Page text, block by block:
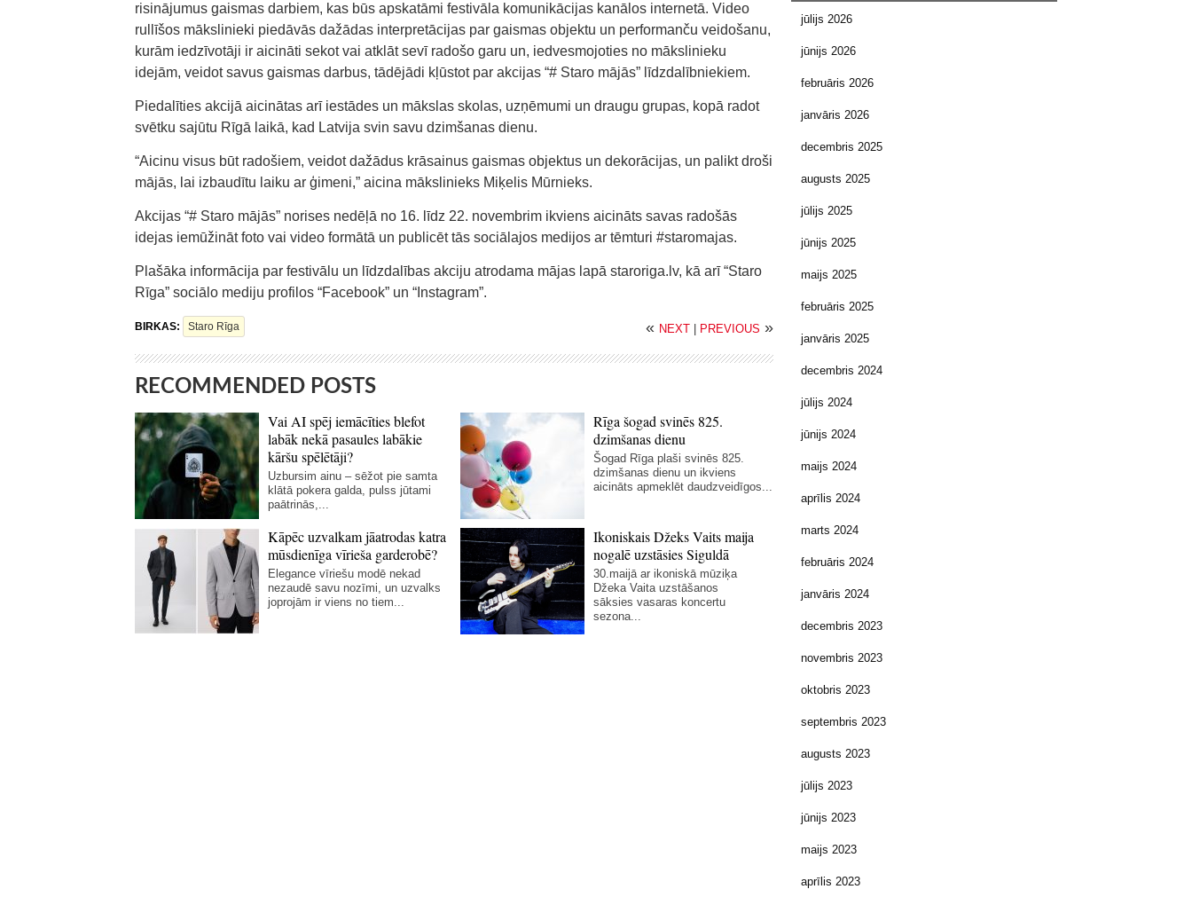
risinājumus gaismas darbiem, kas būs apskatāmi festivāla komunikācijas kanālos internetā. Video
rullīšos mākslinieki piedāvās dažādas interpretācijas par gaismas objektu un performanču veidošanu,
kurām iedzīvotāji ir aicināti sekot vai atklāt sevī radošo garu un, iedvesmojoties no mākslinieku
idejām, veidot savus gaismas darbus, tādējādi kļūstot par akcijas “# Staro mājās” līdzdalībniekiem.
Piedalīties akcijā aicinātas arī iestādes un mākslas skolas, uzņēmumi un draugu grupas, kopā radot
svētku sajūtu Rīgā laikā, kad Latvija svin savu dzimšanas dienu.
“Aicinu visus būt radošiem, veidot dažādus krāsainus gaismas objektus un dekorācijas, un palikt droši
mājās, lai izbaudītu laiku ar ģimeni,” aicina mākslinieks Miķelis Mūrnieks.
Akcijas “# Staro mājās” norises nedēļā no 16. līdz 22. novembrim ikviens aicināts savas radošās
idejas iemūžināt foto vai video formātā un publicēt tās sociālajos medijos ar tēmturi #staromajas.
Plašāka informācija par festivālu un līdzdalības akciju atrodama mājas lapā staroriga.lv, kā arī “Staro
Rīga” sociālo mediju profilos “Facebook” un “Instagram”.
BIRKAS: Staro Rīga « NEXT PREVIOUS »
RECOMMENDED POSTS
Vai AI spēj iemācīties blefot
labāk nekā pasaules labākie
kāršu spēlētāji?
Uzbursim ainu – sēžot pie samta
klātā pokera galda, pulss jūtami
paātrinās,...
Rīga šogad svinēs 825.
dzimšanas dienu
Šogad Rīga plaši svinēs 825.
dzimšanas dienu un ikviens
aicināts apmeklēt daudzveidīgos...
Kāpēc uzvalkam jāatrodas katra
mūsdienīga vīrieša garderobē?
Elegance vīriešu modē nekad
nezaudē savu nozīmi, un uzvalks
joprojām ir viens no tiem...
Ikoniskais Džeks Vaits maija
nogalē uzstāsies Siguldā
30.maijā ar ikoniskā mūziķa
Džeka Vaita uzstāšanos
sāksies vasaras koncertu
sezona...
jūlijs 2026
jūnijs 2026
februāris 2026
janvāris 2026
decembris 2025
augusts 2025
jūlijs 2025
jūnijs 2025
maijs 2025
februāris 2025
janvāris 2025
decembris 2024
jūlijs 2024
jūnijs 2024
maijs 2024
aprīlis 2024
marts 2024
februāris 2024
janvāris 2024
decembris 2023
novembris 2023
oktobris 2023
septembris 2023
augusts 2023
jūlijs 2023
jūnijs 2023
maijs 2023
aprīlis 2023